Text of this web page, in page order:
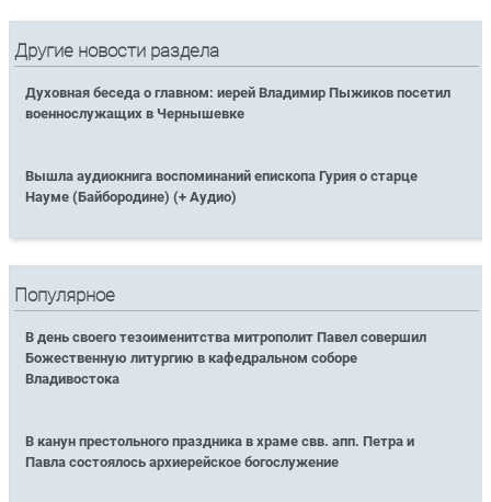
Другие новости раздела
Духовная беседа о главном: иерей Владимир Пыжиков посетил
военнослужащих в Чернышевке
Вышла аудиокнига воспоминаний епископа Гурия о старце
Науме (Байбородине) (+ Аудио)
Популярное
В день своего тезоименитства митрополит Павел совершил
Божественную литургию в кафедральном соборе
Владивостока
В канун престольного праздника в храме свв. апп. Петра и
Павла состоялось архиерейское богослужение